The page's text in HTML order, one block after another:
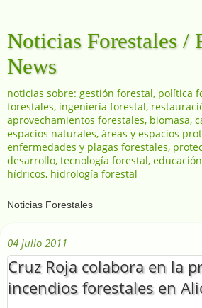
Noticias Forestales /
News
noticias sobre: gestión forestal, política
forestales, ingeniería forestal,
aprovechamientos forestales, biomasa,
espacios naturales, áreas y espacios
enfermedades y plagas forestales,
desarrollo, tecnología forestal,
hídricos, hidrología forestal
04 julio 2011
Cruz Roja colabora en la
incendios forestales en